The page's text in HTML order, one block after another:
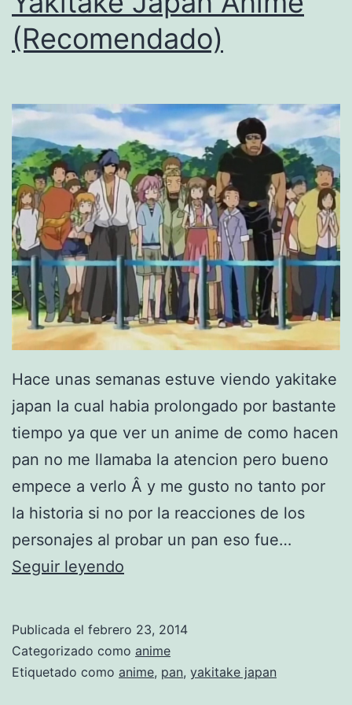
(Recomendado)
Hace unas semanas estuve viendo yakitake
japan la cual habia prolongado por bastante
tiempo ya que ver un anime de como hacen
pan no me llamaba la atencion pero bueno
empece a verlo Â y me gusto no tanto por
la historia si no por la reacciones de los
personajes al probar un pan eso fue…
Seguir leyendo
i
t
Publicada el febrero 23, 2014
Categorizado como anime
Etiquetado como anime, pan, yakitake japan